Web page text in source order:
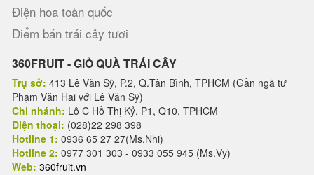
Điện hoa toàn quốc
Điểm bán trái cây tươi
360FRUIT - GIỎ QUÀ TRÁI CÂY
Trụ sở: 413 Lê Văn Sỹ, P.2, Q.Tân Bình, TPHCM (Gần ngã tư
Phạm Văn Hai với Lê Văn Sỹ)
Chi nhánh: Lô C Hồ Thị Kỷ, P1, Q10, TPHCM
Điện thoại: (028)22 298 398
Hotline 1: 0936 65 27 27(Ms.Nhi)
Hotline 2: 0977 301 303 - 0933 055 945 (Ms.Vy)
Web: 360fruit.vn